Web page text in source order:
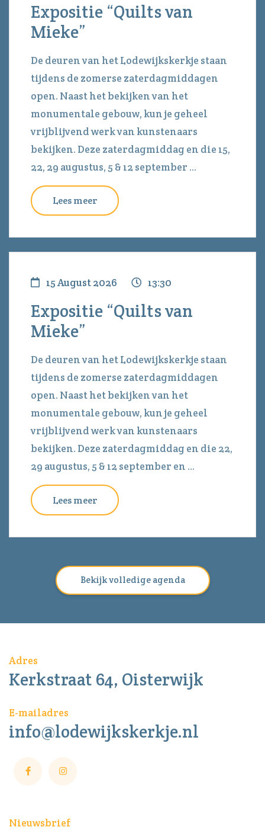
Expositie “Quilts van
Mieke”
De deuren van het Lodewijkskerkje staan
tijdens de zomerse zaterdagmiddagen
open. Naast het bekijken van het
monumentale gebouw, kun je geheel
vrijblijvend werk van kunstenaars
bekijken. Deze zaterdagmiddag en die 15,
22, 29 augustus, 5 & 12 september ...
Lees meer
15 August 2026 13:30
Expositie “Quilts van
Mieke”
De deuren van het Lodewijkskerkje staan
tijdens de zomerse zaterdagmiddagen
open. Naast het bekijken van het
monumentale gebouw, kun je geheel
vrijblijvend werk van kunstenaars
bekijken. Deze zaterdagmiddag en die 22,
29 augustus, 5 & 12 september en ...
Lees meer
Bekijk volledige agenda
Adres
Kerkstraat 64, Oisterwijk
E-mailadres
info@lodewijkskerkje.nl
Nieuwsbrief